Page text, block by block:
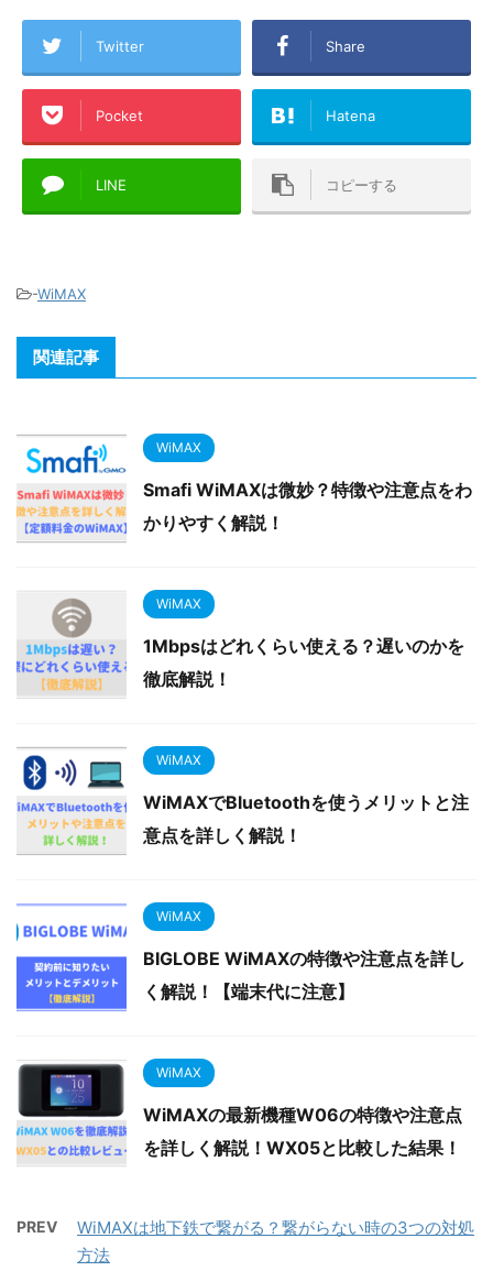
Twitter Share
Pocket Hatena
LINE コピーする
-WiMAX
関連記事
WiMAX
Smafi WiMAXは微妙？特徴や注意点をわ
かりやすく解説！
WiMAX
1Mbpsはどれくらい使える？遅いのかを
徹底解説！
WiMAX
WiMAXでBluetoothを使うメリットと注
意点を詳しく解説！
WiMAX
BIGLOBE WiMAXの特徴や注意点を詳し
く解説！【端末代に注意】
WiMAX
WiMAXの最新機種W06の特徴や注意点
を詳しく解説！WX05と比較した結果！
PREV
WiMAXは地下鉄で繋がる？繋がらない時の3つの対処
方法